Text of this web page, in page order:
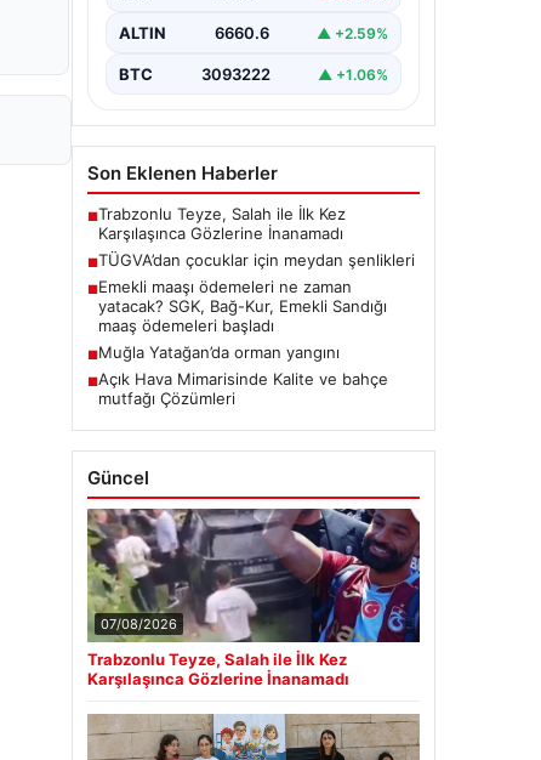
ALTIN 6660.6 ▲ +2.59%
BTC 3093222 ▲ +1.06%
Son Eklenen Haberler
■Trabzonlu Teyze, Salah ile İlk Kez
Karşılaşınca Gözlerine İnanamadı
■TÜGVA’dan çocuklar için meydan şenlikleri
■Emekli maaşı ödemeleri ne zaman
yatacak? SGK, Bağ-Kur, Emekli Sandığı
maaş ödemeleri başladı
■Muğla Yatağan’da orman yangını
■Açık Hava Mimarisinde Kalite ve bahçe
mutfağı Çözümleri
Güncel
07/08/2026
Trabzonlu Teyze, Salah ile İlk Kez
Karşılaşınca Gözlerine İnanamadı